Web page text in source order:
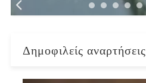
Δημοφιλείς αναρτήσεις